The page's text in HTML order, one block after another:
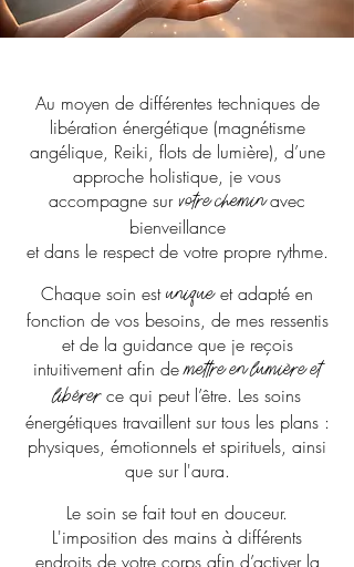
Au moyen de différentes techniques de
libération énergétique (magnétisme
angélique, Reiki, flots de lumière), d’une
approche holistique, je vous
accompagne sur votre cheminavec
bienveillance
et dans le respect de votre propre rythme.
Chaque soin est uniqueet adapté en
fonction de vos besoins, de mes ressentis
et de la guidance que je reçois
intuitivement afin demettre en lumière et
libérer ce qui peut l’être. Les soins
énergétiques travaillent sur tous les plans :
physiques, émotionnels et spirituels, ainsi
que sur l'aura.
Le soin se fait tout en douceur.
L'imposition des mains à différents
endroits de votre corps afin d’activer la